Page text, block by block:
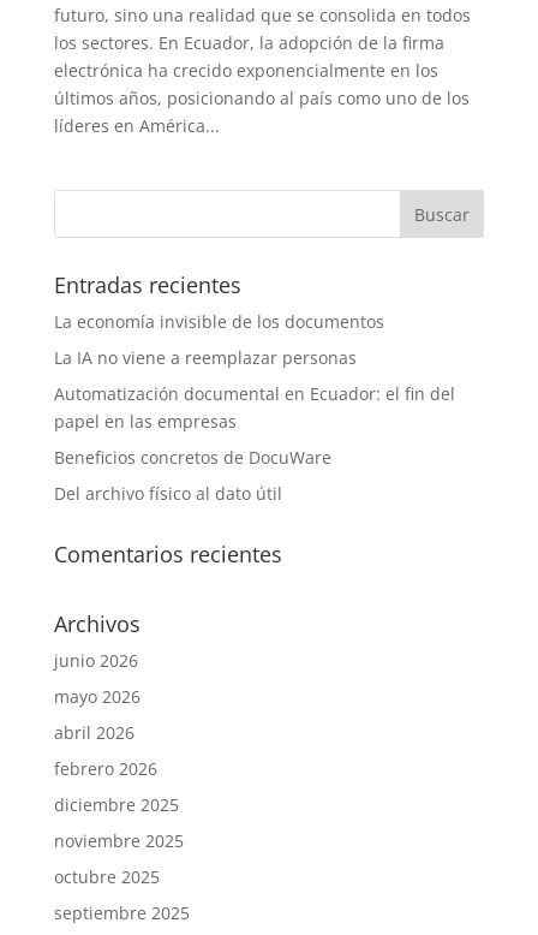
futuro, sino una realidad que se consolida en todos
los sectores. En Ecuador, la adopción de la firma
electrónica ha crecido exponencialmente en los
últimos años, posicionando al país como uno de los
líderes en América...
Entradas recientes
La economía invisible de los documentos
La IA no viene a reemplazar personas
Automatización documental en Ecuador: el fin del
papel en las empresas
Beneficios concretos de DocuWare
Del archivo físico al dato útil
Comentarios recientes
Archivos
junio 2026
mayo 2026
abril 2026
febrero 2026
diciembre 2025
noviembre 2025
octubre 2025
septiembre 2025